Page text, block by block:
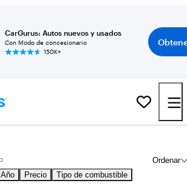
CarGurus: Autos nuevos y usados
Con Modo de concesionario
150K+
Ordenar
Año Precio Tipo de combustible